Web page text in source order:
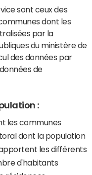
sont ceux des
dont les
par la
du ministère de
des données par
de
:
les communes
dont la population
les différents
d'habitants